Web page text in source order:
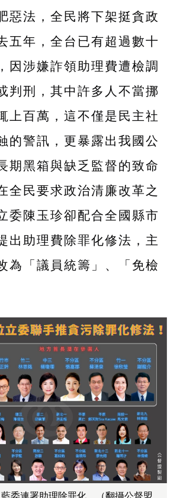
惡法，全民將下架挺貪政
五年，全台已有超過數十
因涉嫌詐領助理費遭檢調
判刑，其中許多人不當挪
上百萬，這不僅是民主社
的警訊，更暴露出我國公
期黑箱與缺乏監督的致命
全民要求政治清廉改革之
委陳玉珍卻配合全國縣市
出助理費除罪化修法，主
為「議員統籌」、「免檢
委連署助理除罪化。（翻攝公督盟